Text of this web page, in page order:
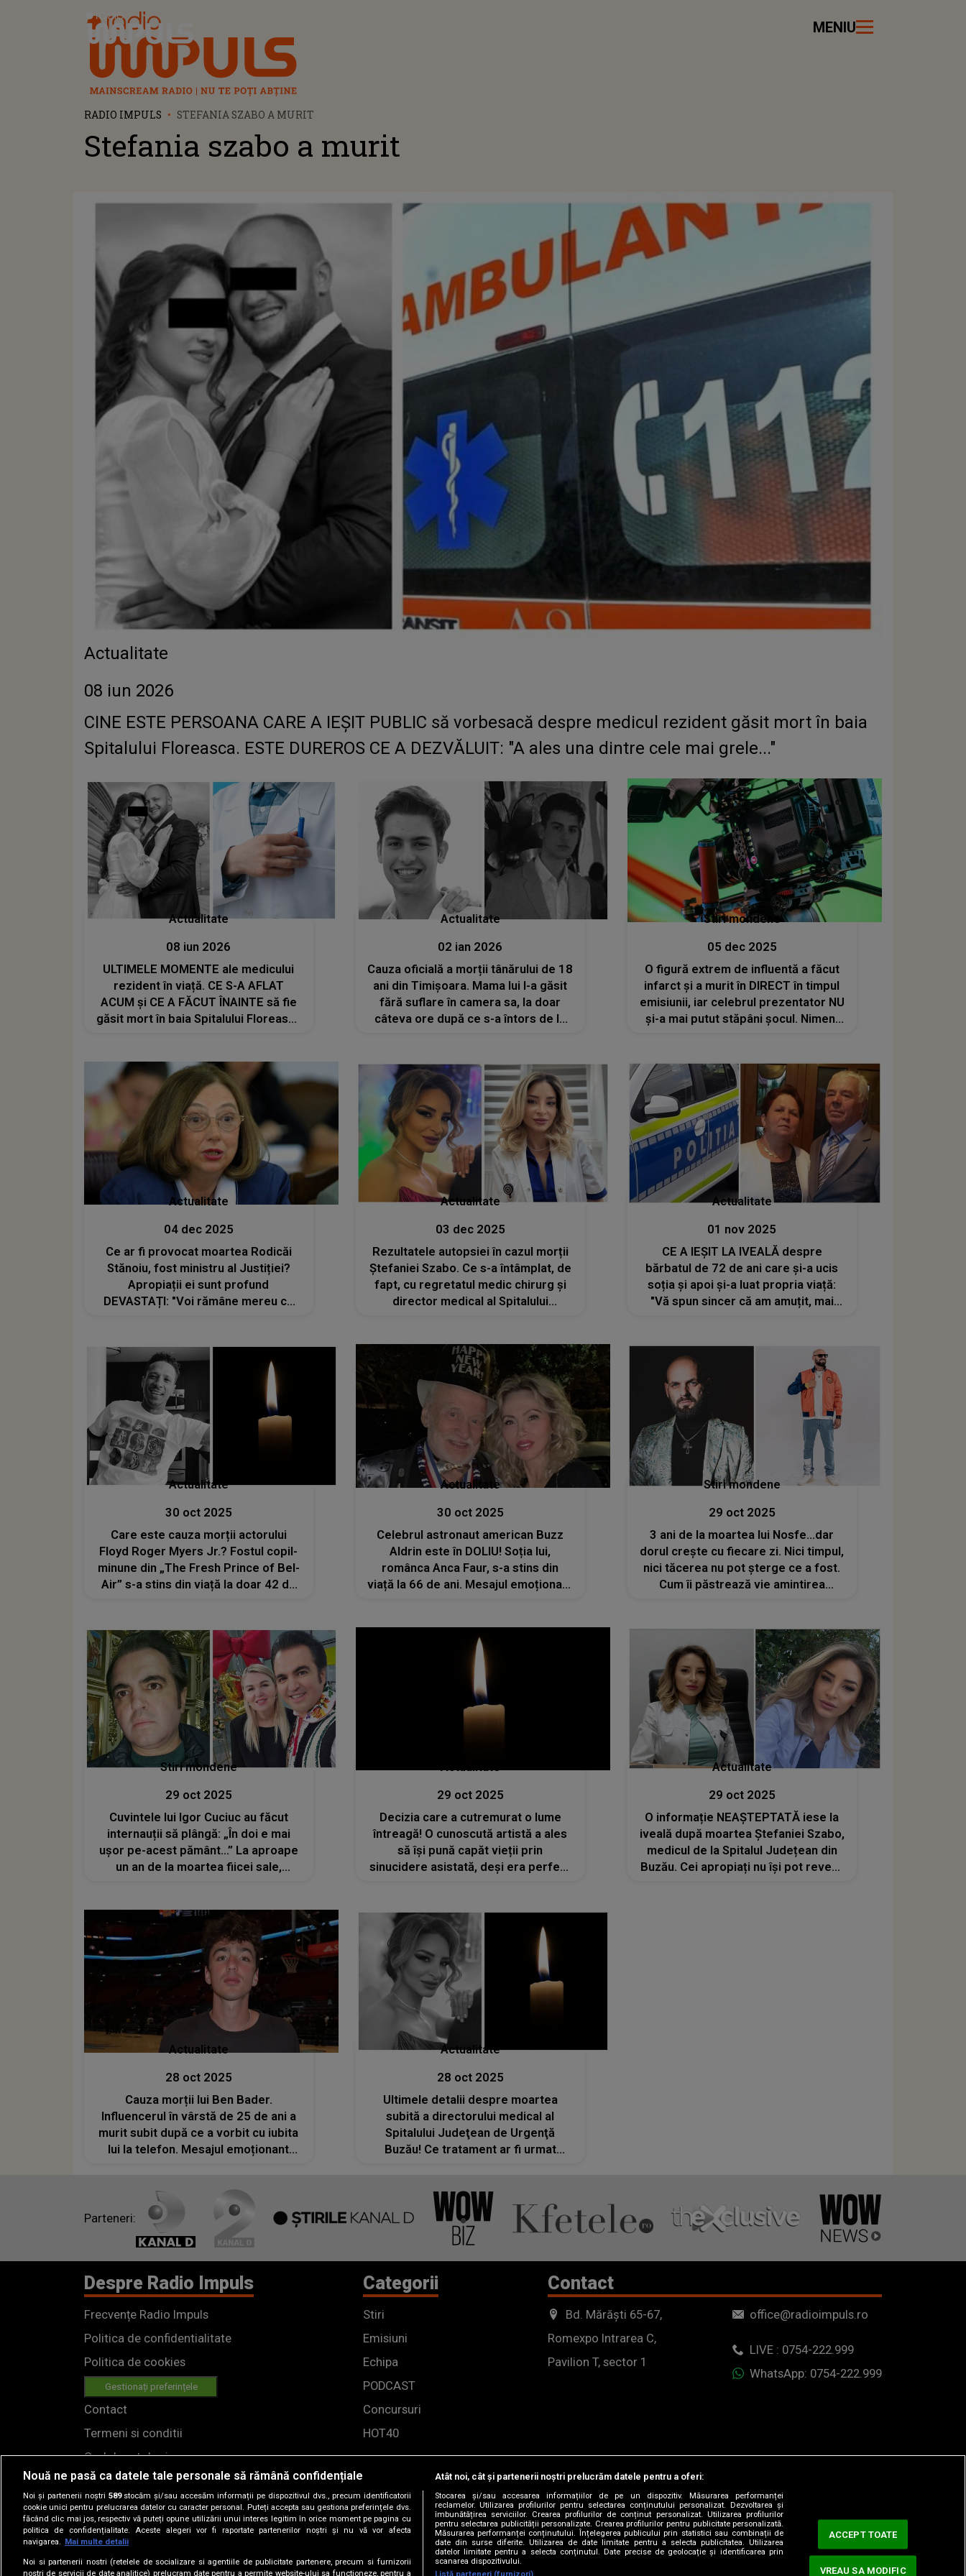
Radio Impuls MENIU
RADIO IMPULS STEFANIA SZABO A MURIT
Stefania szabo a murit
Actualitate
08 iun 2026
CINE ESTE PERSOANA CARE A IEȘIT PUBLIC să vorbesacă despre medicul rezident găsit mort în baia
Spitalului Floreasca. ESTE DUREROS CE A DEZVĂLUIT: "A ales una dintre cele mai grele..."
Actualitate
08 iun 2026
ULTIMELE MOMENTE ale medicului
rezident în viață. CE S-A AFLAT
ACUM şi CE A FĂCUT ÎNAINTE să fie
găsit mort în baia Spitalului Floreasca
momentul în care..."
Actualitate
02 ian 2026
Cauza oficială a morții tânărului de 18
ani din Timișoara. Mama lui l-a găsit
fără suflare în camera sa, la doar
câteva ore după ce s-a întors de la
să înveselească pe toată lumea”
Stiri mondene
05 dec 2025
O figură extrem de influentă a făcut
infarct și a murit în DIRECT în timpul
emisiunii, iar celebrul prezentator NU
și-a mai putut stăpâni șocul. Nimeni
sfârșitul așa
Actualitate
04 dec 2025
Ce ar fi provocat moartea Rodicăi
Stănoiu, fost ministru al Justiției?
Apropiații ei sunt profund
DEVASTAȚI: "Voi rămâne mereu cu
o, în așteptarea unui răspuns de
sărbători"
Actualitate
03 dec 2025
Rezultatele autopsiei în cazul morții
Ștefaniei Szabo. Ce s-a întâmplat, de
fapt, cu regretatul medic chirurg și
director medical al Spitalului
Actualitate
01 nov 2025
CE A IEȘIT LA IVEALĂ despre
bărbatul de 72 de ani care și-a ucis
soția și apoi și-a luat propria viață:
"Vă spun sincer că am amuțit, mai
Actualitate
30 oct 2025
Care este cauza morții actorului
Floyd Roger Myers Jr.? Fostul copil-
minune din „The Fresh Prince of Bel-
Air” s-a stins din viață la doar 42 de
Actualitate
30 oct 2025
Celebrul astronaut american Buzz
Aldrin este în DOLIU! Soția lui,
românca Anca Faur, s-a stins din
viață la 66 de ani. Mesajul emoționant
căsătorit cu iubirea vieții mele”
Stiri mondene
29 oct 2025
3 ani de la moartea lui Nosfe...dar
dorul crește cu fiecare zi. Nici timpul,
nici tăcerea nu pot șterge ce a fost.
Cum îi păstrează vie amintirea
Stiri mondene
29 oct 2025
Cuvintele lui Igor Cuciuc au făcut
internauții să plângă: „În doi e mai
ușor pe-acest pământ...” La aproape
un an de la moartea fiicei sale,
suferința pare de nesuportat
Actualitate
29 oct 2025
Decizia care a cutremurat o lume
întreagă! O cunoscută artistă a ales
să își pună capăt vieții prin
sinucidere asistată, deși era perfect
Actualitate
29 oct 2025
O informație NEAȘTEPTATĂ iese la
iveală după moartea Ștefaniei Szabo,
medicul de la Spitalul Județean din
Buzău. Cei apropiați nu își pot reveni.
Actualitate
28 oct 2025
Cauza morții lui Ben Bader.
Influencerul în vârstă de 25 de ani a
murit subit după ce a vorbit cu iubita
lui la telefon. Mesajul emoționant
Actualitate
28 oct 2025
Ultimele detalii despre moartea
subită a directorului medical al
Spitalului Judeţean de Urgenţă
Buzău! Ce tratament ar fi urmat
perioadă cu oboseală accentuată”
Parteneri:
Despre Radio Impuls
Frecvențe Radio Impuls
Politica de confidentialitate
Politica de cookies
Gestionați preferințele
Contact
Termeni si conditii
Cod deontologic
Regulamente
Categorii
Stiri
Emisiuni
Echipa
PODCAST
Concursuri
HOT40
Contact
Bd. Mărăști 65-67,
Romexpo Intrarea C,
Pavilion T, sector 1
office@radioimpuls.ro
LIVE : 0754-222.999
WhatsApp: 0754-222.999
Nouă ne pasă ca datele tale personale să rămână confidențiale
Noi și partenerii noștri 589stocăm și/sau accesăm informații pe dispozitivul dvs., precum identificatorii
cookie unici pentru prelucrarea datelor cu caracter personal. Puteți accepta sau gestiona preferințele dvs.
făcând clic mai jos, respectiv vă puteți opune utilizării unui interes legitim în orice moment pe pagina cu
politica de confidențialitate. Aceste alegeri vor fi raportate partenerilor noștri și nu vă vor afecta
navigarea.
Mai multe detalii
Noi si partenerii nostri (retelele de socializare si agentiile de publicitate partenere, precum si furnizorii
nostri de servicii de date analitice) prelucram date pentru a permite website-ului sa functioneze, pentru a
Atât noi, cât și partenerii noștri prelucrăm datele pentru a oferi:
Stocarea și/sau accesarea informațiilor de pe un dispozitiv. Măsurarea performanței
reclamelor. Utilizarea profilurilor pentru selectarea conținutului personalizat. Dezvoltarea și
îmbunătățirea serviciilor. Crearea profilurilor de conținut personalizat. Utilizarea profilurilor
pentru selectarea publicității personalizate. Crearea profilurilor pentru publicitate personalizată.
Măsurarea performanței conținutului. Înțelegerea publicului prin statistici sau combinații de
date din surse diferite. Utilizarea de date limitate pentru a selecta publicitatea. Utilizarea
datelor limitate pentru a selecta conținutul. Date precise de geolocație și identificarea prin
scanarea dispozitivului.
ACCEPT TOATE
VREAU SA MODIFIC